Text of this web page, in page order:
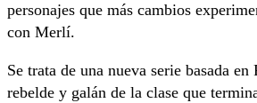
personajes que más cambios
con Merlí.
Se trata de una nueva serie basada
rebelde y galán de la clase que